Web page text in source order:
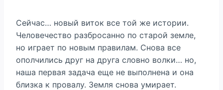
Сейчас… новый виток все той же истории.
Человечество разбросанно по старой земле,
но играет по новым правилам. Снова все
ополчились друг на друга словно волки… но,
наша первая задача еще не выполнена и она
близка к провалу. Земля снова умирает.